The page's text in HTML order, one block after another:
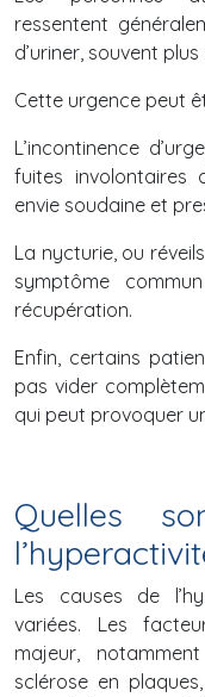
ressentent
d’uriner, souvent
Cette urgence peut
L’incontinence
fuites involontaires
envie soudaine et
La nycturie, ou
symptôme
récupération.
Enfin, certains
pas vider
qui peut provoquer
Quelles
Les causes de
variées. Les
majeur,
sclérose en